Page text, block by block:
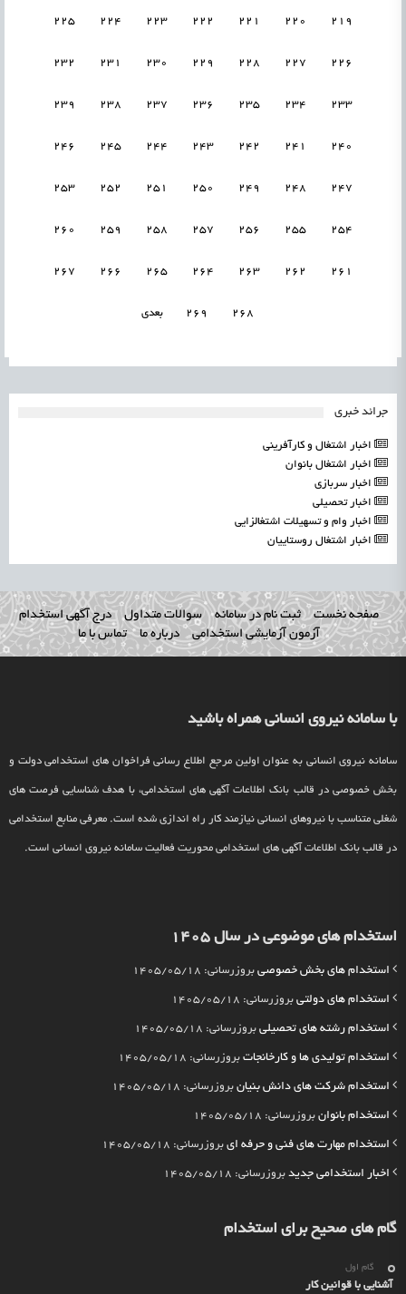
219
220
221
222
223
224
225
226
227
228
229
230
231
232
233
234
235
236
237
238
239
240
241
242
243
244
245
246
247
248
249
250
251
252
253
254
255
256
257
258
259
260
261
262
263
264
265
266
267
268
269 بعدی
جرائد خبری
اخبار اشتغال و کارآفرینی
اخبار اشتغال بانوان
اخبار سربازی
اخبار تحصیلی
اخبار وام و تسهیلات اشتغالزایی
اخبار اشتغال روستاییان
صفحه نخست ثبت نام در سامانه سوالات متداول
درج آگهی استخدام
آزمون آزمایشی استخدامی
درباره ما تماس با ما
با سامانه نیروی انسانی همراه باشید
سامانه نیروی انسانی به عنوان اولین مرجع اطلاع رسانی فراخوان های استخدامی دولت و
بخش خصوصی در قالب بانک اطلاعات آگهی های استخدامی، با هدف شناسایی فرصت های
شغلی متناسب با نیروهای انسانی نیازمند کار راه اندازی شده است. معرفی منابع استخدامی
در قالب بانک اطلاعات آگهی های استخدامی محوریت فعالیت سامانه نیروی انسانی است.
استخدام های موضوعی در سال 1405
استخدام های بخش خصوصی بروزرسانی: 1405/05/18
استخدام های دولتی بروزرسانی: 1405/05/18
استخدام رشته های تحصیلی بروزرسانی: 1405/05/18
استخدام تولیدی ها و کارخانجات بروزرسانی: 1405/05/18
استخدام شرکت های دانش بنیان بروزرسانی: 1405/05/18
استخدام بانوان بروزرسانی: 1405/05/18
استخدام مهارت های فنی و حرفه ای بروزرسانی: 1405/05/18
اخبار استخدامی جدید بروزرسانی: 1405/05/18
گام های صحیح برای استخدام
گام اول
آشنایی با قوانین کار